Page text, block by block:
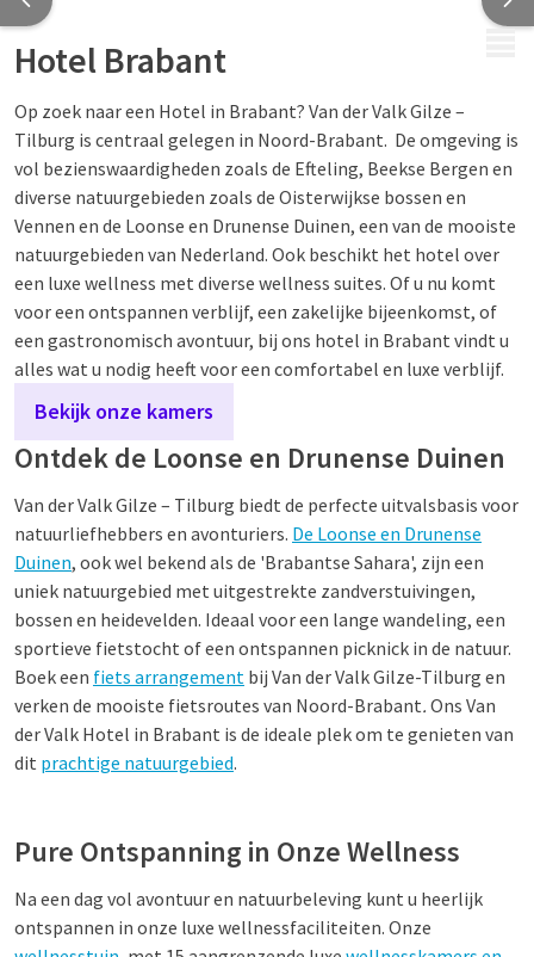
Hotel Brabant
Op zoek naar een Hotel in Brabant? Van der Valk Gilze –
Tilburg is centraal gelegen in Noord-Brabant. De omgeving is
vol bezienswaardigheden zoals de Efteling, Beekse Bergen en
diverse natuurgebieden zoals de Oisterwijkse bossen en
Vennen en de Loonse en Drunense Duinen, een van de mooiste
natuurgebieden van Nederland. Ook beschikt het hotel over
een luxe wellness met diverse wellness suites. Of u nu komt
voor een ontspannen verblijf, een zakelijke bijeenkomst, of
een gastronomisch avontuur, bij ons hotel in Brabant vindt u
alles wat u nodig heeft voor een comfortabel en luxe verblijf.
Bekijk onze kamers
Ontdek de Loonse en Drunense Duinen
Van der Valk Gilze – Tilburg biedt de perfecte uitvalsbasis voor
natuurliefhebbers en avonturiers. De Loonse en Drunense
Duinen, ook wel bekend als de 'Brabantse Sahara', zijn een
uniek natuurgebied met uitgestrekte zandverstuivingen,
bossen en heidevelden. Ideaal voor een lange wandeling, een
sportieve fietstocht of een ontspannen picknick in de natuur.
Boek een fiets arrangement bij Van der Valk Gilze-Tilburg en
verken de mooiste fietsroutes van Noord-Brabant. Ons Van
der Valk Hotel in Brabant is de ideale plek om te genieten van
dit prachtige natuurgebied.
Pure Ontspanning in Onze Wellness
Na een dag vol avontuur en natuurbeleving kunt u heerlijk
ontspannen in onze luxe wellnessfaciliteiten. Onze